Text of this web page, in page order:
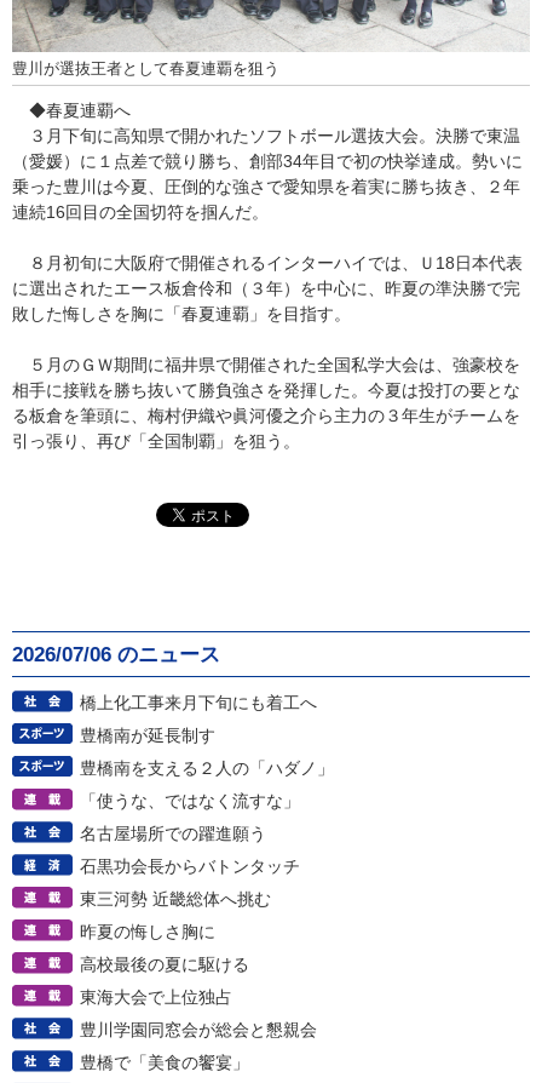
豊川が選抜王者として春夏連覇を狙う
◆春夏連覇へ
３月下旬に高知県で開かれたソフトボール選抜大会。決勝で東温
（愛媛）に１点差で競り勝ち、創部34年目で初の快挙達成。勢いに
乗った豊川は今夏、圧倒的な強さで愛知県を着実に勝ち抜き、２年
連続16回目の全国切符を掴んだ。
８月初旬に大阪府で開催されるインターハイでは、Ｕ18日本代表
に選出されたエース板倉伶和（３年）を中心に、昨夏の準決勝で完
敗した悔しさを胸に「春夏連覇」を目指す。
５月のＧＷ期間に福井県で開催された全国私学大会は、強豪校を
相手に接戦を勝ち抜いて勝負強さを発揮した。今夏は投打の要とな
る板倉を筆頭に、梅村伊織や眞河優之介ら主力の３年生がチームを
引っ張り、再び「全国制覇」を狙う。
2026/07/06 のニュース
橋上化工事来月下旬にも着工へ
豊橋南が延長制す
豊橋南を支える２人の「ハダノ」
「使うな、ではなく流すな」
名古屋場所での躍進願う
石黒功会長からバトンタッチ
東三河勢 近畿総体へ挑む
昨夏の悔しさ胸に
高校最後の夏に駆ける
東海大会で上位独占
豊川学園同窓会が総会と懇親会
豊橋で「美食の饗宴」